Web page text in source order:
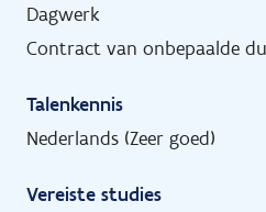
Dagwerk
Contract van onbepaalde
Talenkennis
Nederlands (Zeer goed)
Vereiste studies